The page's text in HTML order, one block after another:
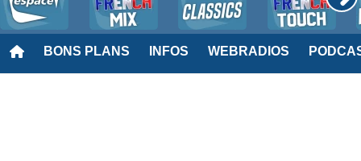
BONS PLANS INFOS WEBRADIOS